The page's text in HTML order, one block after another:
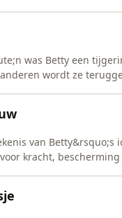
was Betty een
wordt ze
Betty
van
kracht,